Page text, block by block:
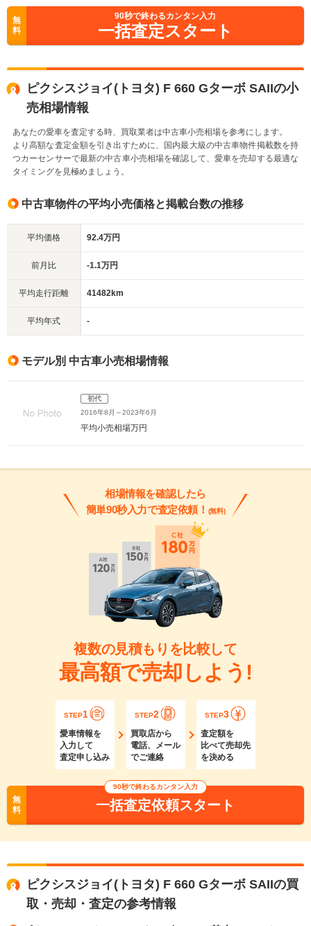
無
料
90秒で終わるカンタン入力
一括査定スタート
ピクシスジョイ(トヨタ) F 660 Gターボ SAIIの小
売相場情報
あなたの愛車を査定する時、買取業者は中古車小売相場を参考にします。
より高額な査定金額を引き出すために、国内最大級の中古車物件掲載数を持
つカーセンサーで最新の中古車小売相場を確認して、愛車を売却する最適な
タイミングを見極めましょう。
中古車物件の平均小売価格と掲載台数の推移
平均価格 92.4万円
前月比 -1.1万円
平均走行距離 41482km
平均年式 -
モデル別 中古車小売相場情報
初代
2016年8月～2023年6月
平均小売相場万円
相場情報を確認したら
簡単90秒入力で査定依頼！ (無料)
複数の見積もりを比較して
最高額で売却しよう!
STEP1
愛車情報を
入力して
査定申し込み
STEP2
買取店から
電話、メール
でご連絡
STEP3
査定額を
比べて売却先
を決める
無
料
90秒で終わるカンタン入力
一括査定依頼スタート
ピクシスジョイ(トヨタ) F 660 Gターボ SAIIの買
取・売却・査定の参考情報